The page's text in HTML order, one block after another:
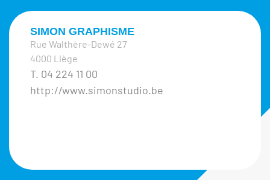
SIMON GRAPHISME
Rue Walthère-Dewé 27
4000 Liège
T. 04 224 11 00
http://www.simonstudio.be